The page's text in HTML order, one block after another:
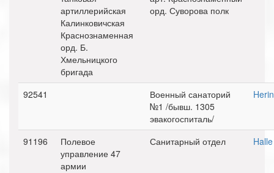
артиллерийская
Калинковичская
Краснознаменная
орд. Б.
Хмельницкого
бригада
орд. Суворова полк
92541
Военный санаторий
№1 /бывш. 1305
эвакогоспиталь/
91196
Полевое
управление 47
армии
Санитарный отдел Halle